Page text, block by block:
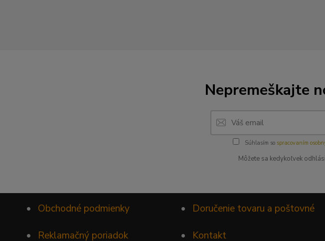
Nepremeškajte
Súhlasím so spracovaním
Môžete sa kedykoľvek
• Obchodné podmienky
• Reklamačný poriadok
• Doručenie tovaru a poštovné
• Kontakt